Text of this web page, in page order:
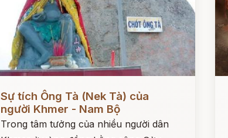
Sự tích Ông Tà (Nek Tà) của
người Khmer - Nam Bộ
Trong tâm tưởng của nhiều người dân